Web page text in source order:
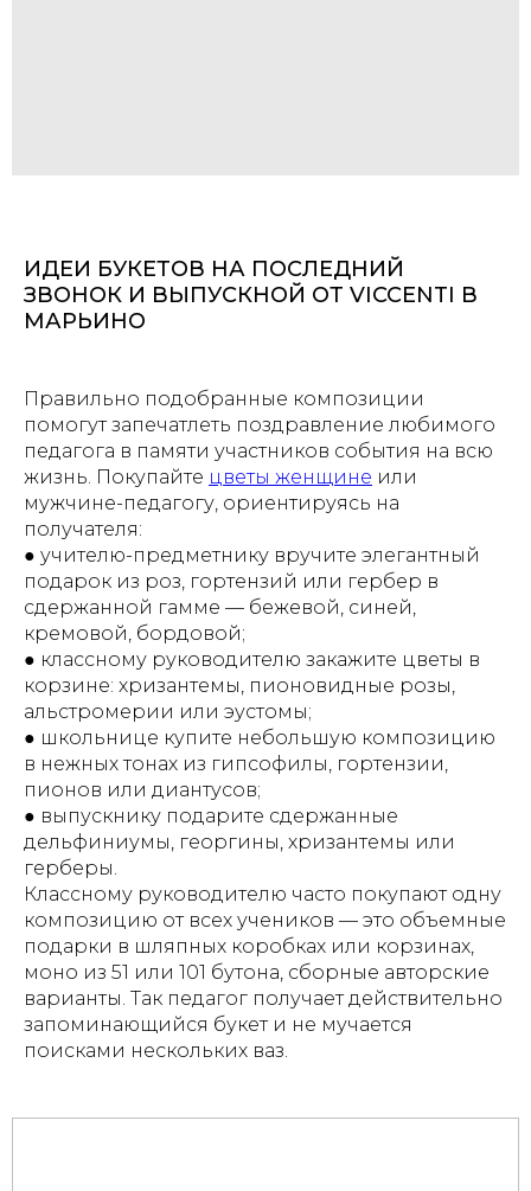
ИДЕИ БУКЕТОВ НА ПОСЛЕДНИЙ
ЗВОНОК И ВЫПУСКНОЙ ОТ VICCENTI В
МАРЬИНО
Правильно подобранные композиции
помогут запечатлеть поздравление любимого
педагога в памяти участников события на всю
жизнь. Покупайте цветы женщине или
мужчине-педагогу, ориентируясь на
получателя:
● учителю-предметнику вручите элегантный
подарок из роз, гортензий или гербер в
сдержанной гамме — бежевой, синей,
кремовой, бордовой;
● классному руководителю закажите цветы в
корзине: хризантемы, пионовидные розы,
альстромерии или эустомы;
● школьнице купите небольшую композицию
в нежных тонах из гипсофилы, гортензии,
пионов или диантусов;
● выпускнику подарите сдержанные
дельфиниумы, георгины, хризантемы или
герберы.
Классному руководителю часто покупают одну
композицию от всех учеников — это объемные
подарки в шляпных коробках или корзинах,
моно из 51 или 101 бутона, сборные авторские
варианты. Так педагог получает действительно
запоминающийся букет и не мучается
поисками нескольких ваз.